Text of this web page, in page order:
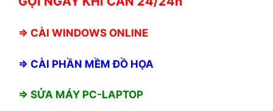
⇒ CÀI WINDOWS ONLINE
⇒ CÀI PHẦN MỀM ĐỒ HỌA
⇒ SỬA MÁY PC-LAPTOP